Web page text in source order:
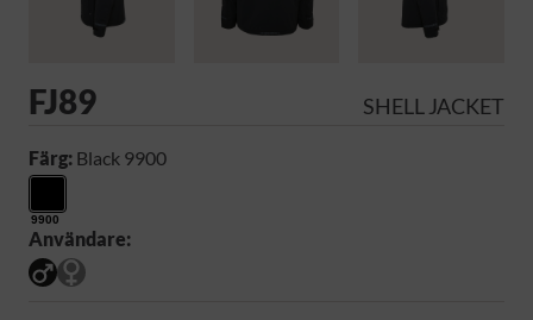
FJ89 SHELL JACKET
Färg: Black 9900
9900
Användare: